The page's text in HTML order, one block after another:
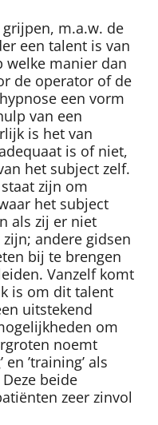
m.a.w. de
een talent is van
welke manier dan
de operator of de
een vorm
van een
is het van
is of niet,
het subject zelf.
zijn om
het subject
als zij er niet
andere gidsen
bij te brengen
Vanzelf komt
is om dit talent
uitstekend
om
noemt
’training’ als
beide
zeer zinvol